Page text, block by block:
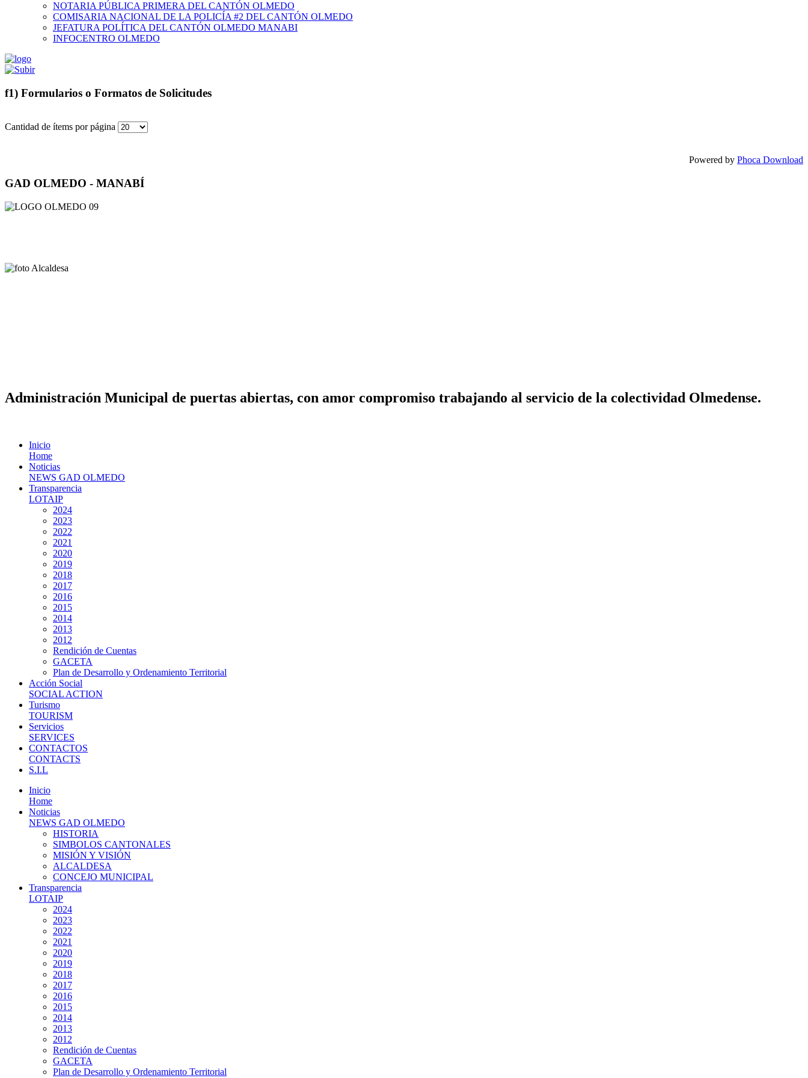
NOTARIA PÚBLICA PRIMERA DEL CANTÓN OLMEDO
COMISARIA NACIONAL DE LA POLICÍA #2 DEL CANTÓN OLMEDO
JEFATURA POLÍTICA DEL CANTÓN OLMEDO MANABI
INFOCENTRO OLMEDO
f1) Formularios o Formatos de Solicitudes
Cantidad de ítems por página
Powered by Phoca Download
GAD OLMEDO - MANABÍ
Administración Municipal de puertas abiertas, con amor compromiso trabajando al servicio de la colectividad Olmedense.
Inicio
Home
Noticias
NEWS GAD OLMEDO
Transparencia
LOTAIP
2024
2023
2022
2021
2020
2019
2018
2017
2016
2015
2014
2013
2012
Rendición de Cuentas
GACETA
Plan de Desarrollo y Ordenamiento Territorial
Acción Social
SOCIAL ACTION
Turismo
TOURISM
Servicios
SERVICES
CONTACTOS
CONTACTS
S.I.L
Inicio
Home
Noticias
NEWS GAD OLMEDO
HISTORIA
SIMBOLOS CANTONALES
MISIÓN Y VISIÓN
ALCALDESA
CONCEJO MUNICIPAL
Transparencia
LOTAIP
2024
2023
2022
2021
2020
2019
2018
2017
2016
2015
2014
2013
2012
Rendición de Cuentas
GACETA
Plan de Desarrollo y Ordenamiento Territorial